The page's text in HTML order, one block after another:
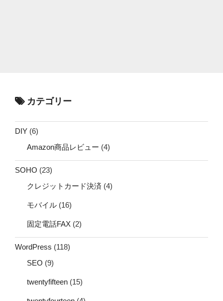
カテゴリー
DIY (6)
Amazon商品レビュー (4)
SOHO (23)
クレジットカード決済 (4)
モバイル (16)
固定電話FAX (2)
WordPress (118)
SEO (9)
twentyfifteen (15)